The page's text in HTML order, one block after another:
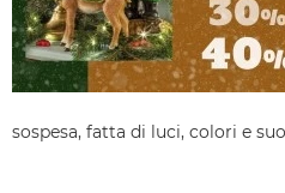
sospesa, fatta di luci, colori e